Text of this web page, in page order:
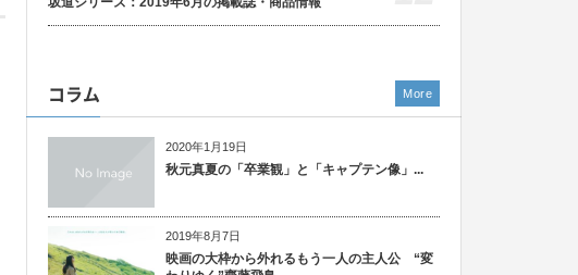
コラム
2020年1月19日
秋元真夏の「卒業観」と「キャプテン像」...
2019年8月7日
映画の大枠から外れるもう一人の主人公 “変
More